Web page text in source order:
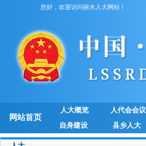
您好，欢迎访问丽水人大网站！
网站首页
人大概览 人代会会议
自身建设
县乡人大